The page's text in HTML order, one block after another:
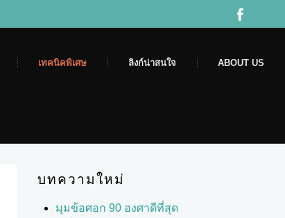
เทคนิคพิเศษ ลิงก์น่าสนใจ ABOUT US
บทความใหม่
มุมข้อศอก 90 องศาดีที่สุด